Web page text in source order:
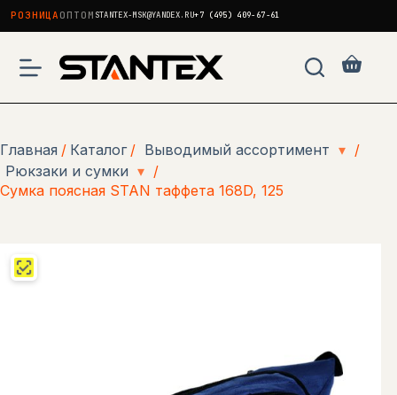
РОЗНИЦА ОПТОМ STANTEX-MSK@YANDEX.RU+7 (495) 409-67-61
сути
Главная / Каталог / Выводимый ассортимент ▾ /
Рюкзаки и сумки ▾ /
Сумка поясная STAN таффета 168D, 125